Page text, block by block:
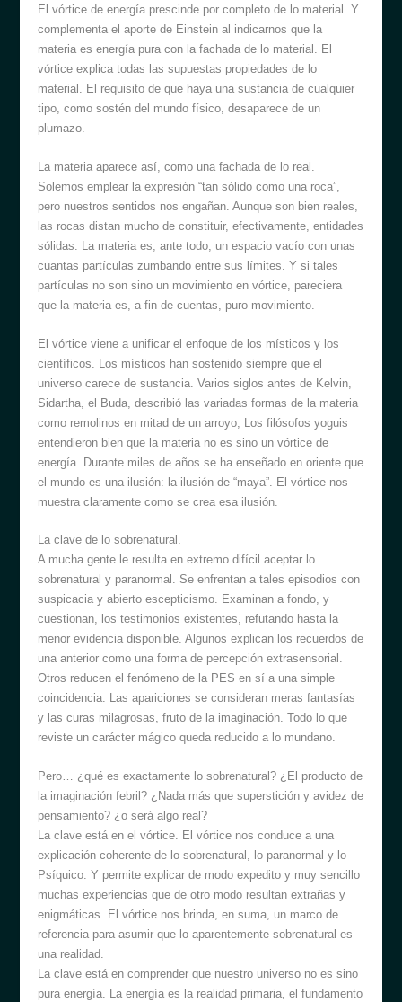
El vórtice de energía prescinde por completo de lo material. Y
complementa el aporte de Einstein al indicarnos que la
materia es energía pura con la fachada de lo material. El
vórtice explica todas las supuestas propiedades de lo
material. El requisito de que haya una sustancia de cualquier
tipo, como sostén del mundo físico, desaparece de un
plumazo.
La materia aparece así, como una fachada de lo real.
Solemos emplear la expresión “tan sólido como una roca”,
pero nuestros sentidos nos engañan. Aunque son bien reales,
las rocas distan mucho de constituir, efectivamente, entidades
sólidas. La materia es, ante todo, un espacio vacío con unas
cuantas partículas zumbando entre sus límites. Y si tales
partículas no son sino un movimiento en vórtice, pareciera
que la materia es, a fin de cuentas, puro movimiento.
El vórtice viene a unificar el enfoque de los místicos y los
científicos. Los místicos han sostenido siempre que el
universo carece de sustancia. Varios siglos antes de Kelvin,
Sidartha, el Buda, describió las variadas formas de la materia
como remolinos en mitad de un arroyo, Los filósofos yoguis
entendieron bien que la materia no es sino un vórtice de
energía. Durante miles de años se ha enseñado en oriente que
el mundo es una ilusión: la ilusión de “maya”. El vórtice nos
muestra claramente como se crea esa ilusión.
La clave de lo sobrenatural.
A mucha gente le resulta en extremo difícil aceptar lo
sobrenatural y paranormal. Se enfrentan a tales episodios con
suspicacia y abierto escepticismo. Examinan a fondo, y
cuestionan, los testimonios existentes, refutando hasta la
menor evidencia disponible. Algunos explican los recuerdos de
una anterior como una forma de percepción extrasensorial.
Otros reducen el fenómeno de la PES en sí a una simple
coincidencia. Las apariciones se consideran meras fantasías
y las curas milagrosas, fruto de la imaginación. Todo lo que
reviste un carácter mágico queda reducido a lo mundano.
Pero… ¿qué es exactamente lo sobrenatural? ¿El producto de
la imaginación febril? ¿Nada más que superstición y avidez de
pensamiento? ¿o será algo real?
La clave está en el vórtice. El vórtice nos conduce a una
explicación coherente de lo sobrenatural, lo paranormal y lo
Psíquico. Y permite explicar de modo expedito y muy sencillo
muchas experiencias que de otro modo resultan extrañas y
enigmáticas. El vórtice nos brinda, en suma, un marco de
referencia para asumir que lo aparentemente sobrenatural es
una realidad.
La clave está en comprender que nuestro universo no es sino
pura energía. La energía es la realidad primaria, el fundamento